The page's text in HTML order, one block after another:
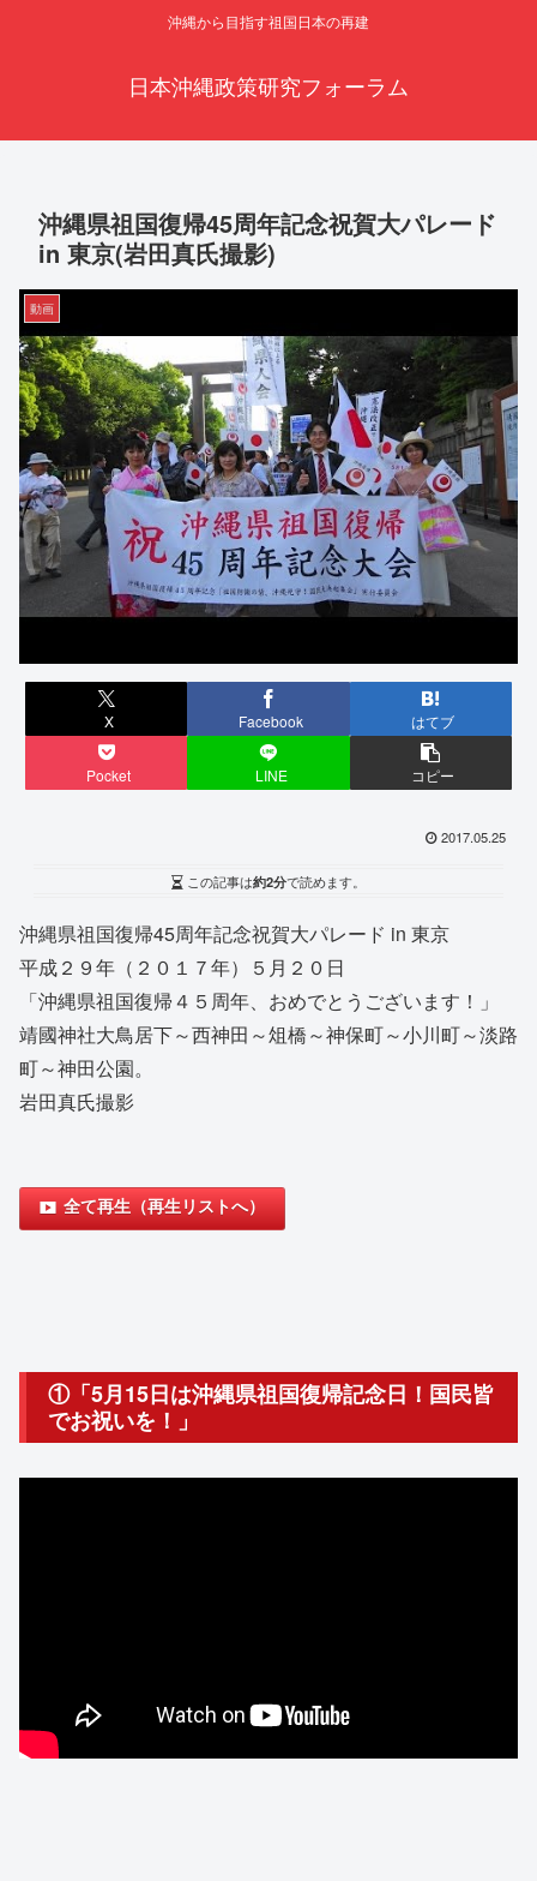
沖縄から目指す祖国日本の再建
日本沖縄政策研究フォーラム
沖縄県祖国復帰45周年記念祝賀大パレード
in 東京(岩田真氏撮影)
動画
X Facebook はてブ
Pocket LINE コピー
2017.05.25
この記事は約2分で読めます。
沖縄県祖国復帰45周年記念祝賀大パレード in 東京
平成２９年（２０１７年）５月２０日
「沖縄県祖国復帰４５周年、おめでとうございます！」
靖國神社大鳥居下～西神田～俎橋～神保町～小川町～淡路
町～神田公園。
岩田真氏撮影
全て再生（再生リストへ）
①「5月15日は沖縄県祖国復帰記念日！国民皆
でお祝いを！」